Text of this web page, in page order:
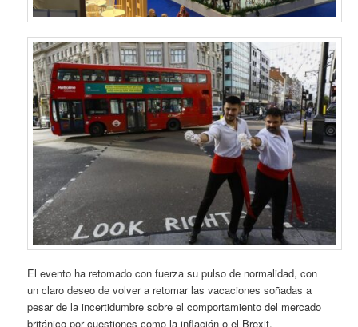
El evento ha retomado con fuerza su pulso de normalidad, con
un claro deseo de volver a retomar las vacaciones soñadas a
pesar de la incertidumbre sobre el comportamiento del mercado
británico por cuestiones como la inflación o el Brexit.